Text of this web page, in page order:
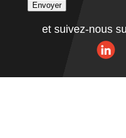
Envoyer
et suivez-nous